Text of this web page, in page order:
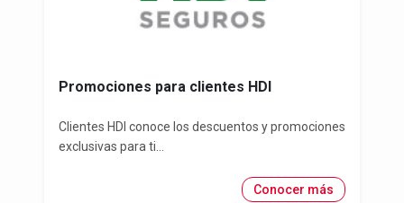
Promociones para clientes HDI
Clientes HDI conoce los descuentos y promociones
exclusivas para ti...
Conocer más